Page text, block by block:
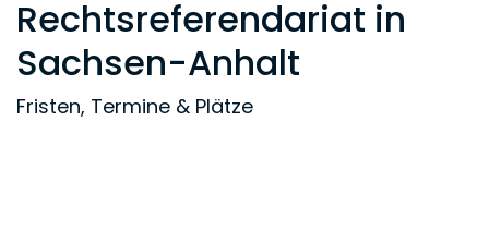
Rechtsreferendariat in
Sachsen-Anhalt
Fristen, Termine & Plätze